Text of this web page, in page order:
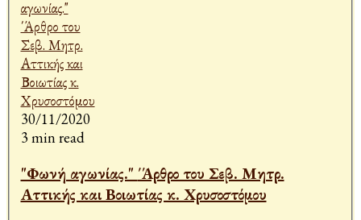
30/11/2020
3 min read
"Φωνή αγωνίας." ΄Άρθρο του Σεβ. Μητρ.
Αττικής και Βοιωτίας κ. Χρυσοστόμου